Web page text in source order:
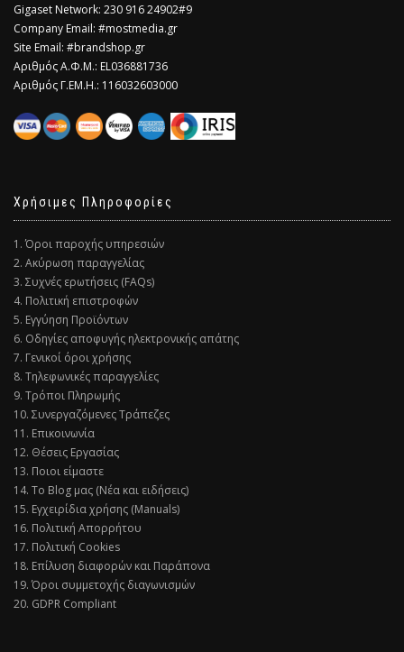
Gigaset Network: 230 916 24902#9
Company Email: #mostmedia.gr
Site Email: #brandshop.gr
Αριθμός Α.Φ.Μ.: EL036881736
Αριθμός Γ.ΕΜ.Η.: 116032603000
Χρήσιμες Πληροφορίες
1. Όροι παροχής υπηρεσιών
2. Ακύρωση παραγγελίας
3. Συχνές ερωτήσεις (FAQs)
4. Πολιτική επιστροφών
5. Εγγύηση Προϊόντων
6. Οδηγίες αποφυγής ηλεκτρονικής απάτης
7. Γενικοί όροι χρήσης
8. Τηλεφωνικές παραγγελίες
9. Τρόποι Πληρωμής
10. Συνεργαζόμενες Τράπεζες
11. Επικοινωνία
12. Θέσεις Εργασίας
13. Ποιοι είμαστε
14. Το Blog μας (Νέα και ειδήσεις)
15. Εγχειρίδια χρήσης (Manuals)
16. Πολιτική Απορρήτου
17. Πολιτική Cookies
18. Επίλυση διαφορών και Παράπονα
19. Όροι συμμετοχής διαγωνισμών
20. GDPR Compliant